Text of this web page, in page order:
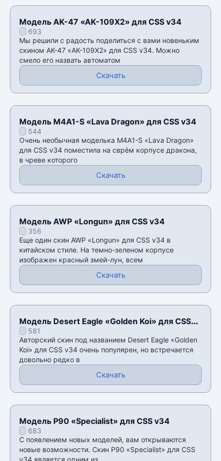
Модель AK-47 «AK-109X2» для CSS v34
693
Мы решили с радость поделиться с вами новеньким
скином AK-47 «AK-109X2» для CSS v34. Можно
смело его назвать автоматом
Скачать
Модель M4A1-S «Lava Dragon» для CSS v34
544
Очень необычная моделька M4A1-S «Lava Dragon»
для CSS v34 поместила на сврëм корпусе дракона,
в чреве которого
Скачать
Модель AWP «Longun» для CSS v34
356
Еще один скин AWP «Longun» для CSS v34 в
китайском стиле. На темно-зеленом корпусе
изображен красный змей-лун, всем
Скачать
Модель Desert Eagle «Golden Koi» для CSS
v34581
Авторский скин под названием Desert Eagle «Golden
Koi» для CSS v34 очень популярен, но встречается
довольно редко в
Скачать
Модель P90 «Specialist» для CSS v34
683
С появлением новых моделей, вам открываются
новые возможности. Скин P90 «Specialist» для CSS
v34 является одним из